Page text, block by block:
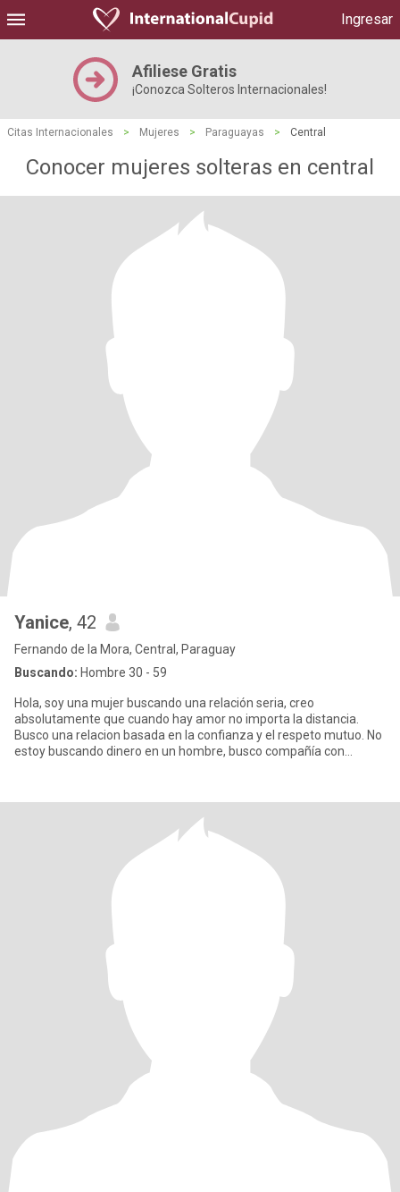
Ingresar
Afiliese Gratis
¡Conozca Solteros Internacionales!
Citas Internacionales > Mujeres > Paraguayas > Central
Conocer mujeres solteras en central
Yanice, 42
Fernando de la Mora, Central, Paraguay
Buscando: Hombre 30 - 59
Hola, soy una mujer buscando una relación seria, creo
absolutamente que cuando hay amor no importa la distancia.
Busco una relacion basada en la confianza y el respeto mutuo. No
estoy buscando dinero en un hombre, busco compañía con